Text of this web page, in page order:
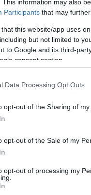
This information may also
Participants that may
that this website/app uses
but not limited to
to Google and its third-
consent section.
Data Processing Opt Outs
opt-out of the Sharing of my
opt-out of the Sale of my
opt-out of processing my
και μάθετε
λήξης των